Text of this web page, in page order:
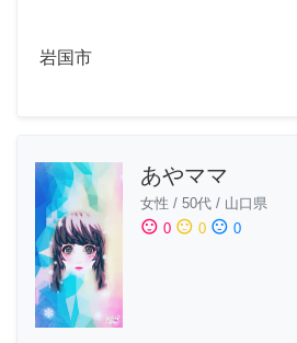
岩国市
あやママ
女性 / 50代 / 山口県
sentiment_satisfied 0 sentiment_neutral 0 sentiment_dissatisfied 0